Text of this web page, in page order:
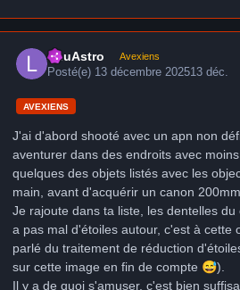
LduAstro Avexiens
Posté(e) 13 décembre 202513 déc.
AVEXIENS
J'ai d'abord shooté avec un apn non
aventurer dans des endroits avec
quelques des objets listés avec les
main, avant d'acquérir un canon
Je rajoute dans ta liste, les dentelles
a pas mal d'étoiles autour, c'est à cette
parlé du traitement de réduction
sur cette image en fin de compte 😅).
Il y a de quoi s'amuser, c'est bien